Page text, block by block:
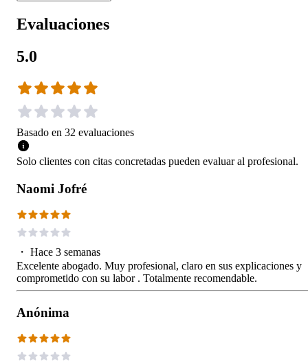
Evaluaciones
5.0
Basado en 32 evaluaciones
Solo clientes con citas concretadas pueden evaluar al profesional.
Naomi Jofré
・ Hace 3 semanas
Excelente abogado. Muy profesional, claro en sus explicaciones y
comprometido con su labor . Totalmente recomendable.
Anónima